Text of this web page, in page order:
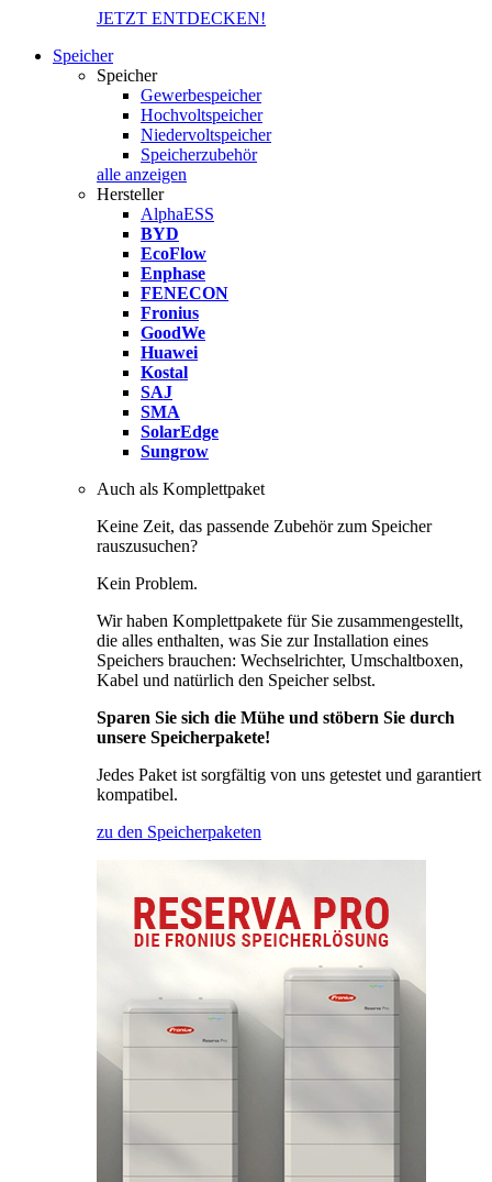
JETZT ENTDECKEN!
Speicher
Speicher
Gewerbespeicher
Hochvoltspeicher
Niedervoltspeicher
Speicherzubehör
alle anzeigen
Hersteller
AlphaESS
BYD
EcoFlow
Enphase
FENECON
Fronius
GoodWe
Huawei
Kostal
SAJ
SMA
SolarEdge
Sungrow
Auch als Komplettpaket
Keine Zeit, das passende Zubehör zum Speicher
rauszusuchen?
Kein Problem.
Wir haben Komplettpakete für Sie zusammengestellt,
die alles enthalten, was Sie zur Installation eines
Speichers brauchen: Wechselrichter, Umschaltboxen,
Kabel und natürlich den Speicher selbst.
Sparen Sie sich die Mühe und stöbern Sie durch
unsere Speicherpakete!
Jedes Paket ist sorgfältig von uns getestet und garantiert
kompatibel.
zu den Speicherpaketen